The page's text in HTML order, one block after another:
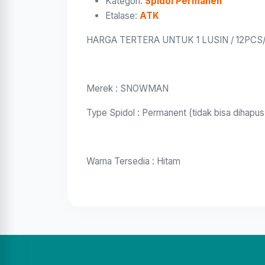
Etalase: ATK
HARGA TERTERA UNTUK 1 LUSIN /
Merek : SNOWMAN
Type Spidol : Permanent (tidak bisa
Warna Tersedia : Hitam